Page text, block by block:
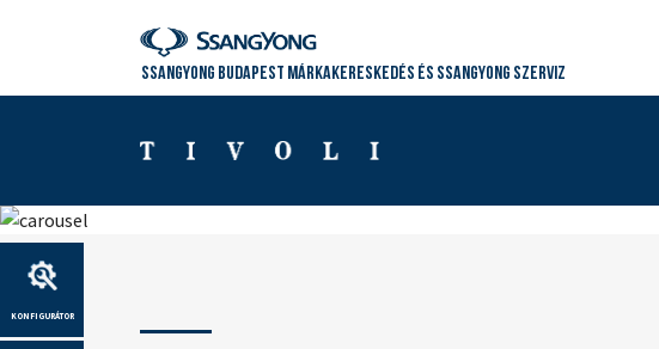
SSANGYONG BUDAPEST MÁRKAKERESKEDÉS ÉS SSANGYONG SZERVIZ
KONFIGURÁTOR